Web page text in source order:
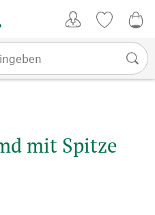
mit Spitze